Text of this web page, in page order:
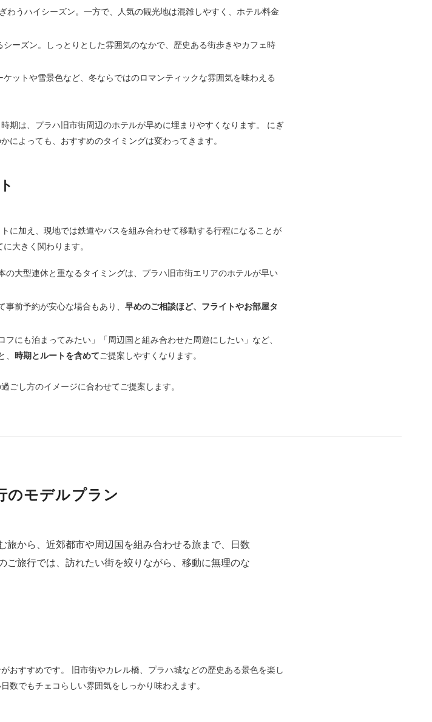
わうハイシーズン。一方で、人気の観光地は混雑しやすく、ホテル料金
ーズン。しっとりとした雰囲気のなかで、歴史ある街歩きやカフェ時
ットや雪景色など、冬ならではのロマンティックな雰囲気を味わえる
期は、プラハ旧市街周辺のホテルが早めに埋まりやすくなります。 にぎ
によっても、おすすめのタイミングは変わってきます。
に加え、現地では鉄道やバスを組み合わせて移動する行程になることが
大きく関わります。
大型連休と重なるタイミングは、プラハ旧市街エリアのホテルが早い
事前予約が安心な場合もあり、早めのご相談ほど、フライトやお部屋タ
にも泊まってみたい」「周辺国と組み合わせた周遊にしたい」など、
、 時期とルートを含めてご提案しやすくなります。
ごし方のイメージに合わせてご提案します。
のモデルプラン
旅から、近郊都市や周辺国を組み合わせる旅まで、日数
ご旅行では、訪れたい街を絞りながら、移動に無理のな
おすすめです。 旧市街やカレル橋、プラハ城などの歴史ある景色を楽し
数でもチェコらしい雰囲気をしっかり味わえます。